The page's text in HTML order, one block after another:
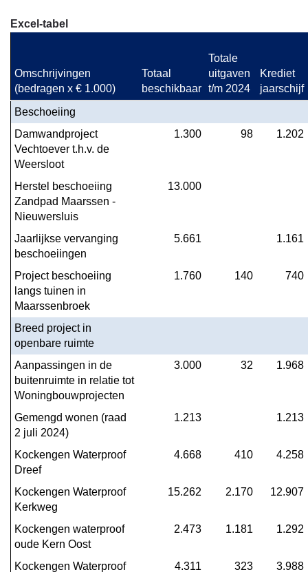
Programma
Excel-tabel
Omschrijvingen
(bedragen x € 1.000)
Totaal
beschikbaar
Totale
uitgaven
t/m 2024
Krediet
jaarschijf
Beschoeiing
Damwandproject
Vechtoever t.h.v. de
Weersloot
1.300 98 1.202
Herstel beschoeiing
Zandpad Maarssen -
Nieuwersluis
13.000
Jaarlijkse vervanging
beschoeiingen
5.661 1.161
Project beschoeiing
langs tuinen in
Maarssenbroek
1.760 140 740
Breed project in
openbare ruimte
Aanpassingen in de
buitenruimte in relatie tot
Woningbouwprojecten
3.000 32 1.968
Gemengd wonen (raad
2 juli 2024)
1.213 1.213
Kockengen Waterproof
Dreef
4.668 410 4.258
Kockengen Waterproof
Kerkweg
15.262 2.170 12.907
Kockengen waterproof
oude Kern Oost
2.473 1.181 1.292
Kockengen Waterproof 4.311 323 3.988